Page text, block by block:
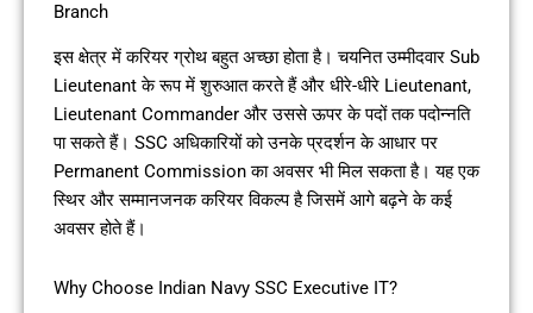
Branch
इस क्षेत्र में करियर ग्रोथ बहुत अच्छा होता है। चयनित उम्मीदवार Sub
Lieutenant के रूप में शुरुआत करते हैं और धीरे-धीरे Lieutenant,
Lieutenant Commander और उससे ऊपर के पदों तक पदोन्नति
पा सकते हैं। SSC अधिकारियों को उनके प्रदर्शन के आधार पर
Permanent Commission का अवसर भी मिल सकता है। यह एक
स्थिर और सम्मानजनक करियर विकल्प है जिसमें आगे बढ़ने के कई
अवसर होते हैं।
Why Choose Indian Navy SSC Executive IT?